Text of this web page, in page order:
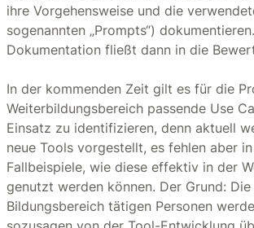
ihre Vorgehensweise und die
sogenannten „Prompts“)
Dokumentation fließt dann in die
In der kommenden Zeit gilt es für die
Weiterbildungsbereich passende Use
Einsatz zu identifizieren, denn aktuell
neue Tools vorgestellt, es fehlen aber
Fallbeispiele, wie diese effektiv in der
genutzt werden können. Der Grund: Die
Bildungsbereich tätigen Personen